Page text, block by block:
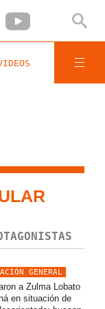
GENERAL
a Zulma Lobato
en situación de